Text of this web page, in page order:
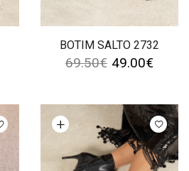
BOTIM SALTO 2732
69.50€ 49.00€
Ver opções